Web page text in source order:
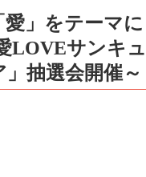
」をテーマに
LOVEサンキ
」抽選会開催～